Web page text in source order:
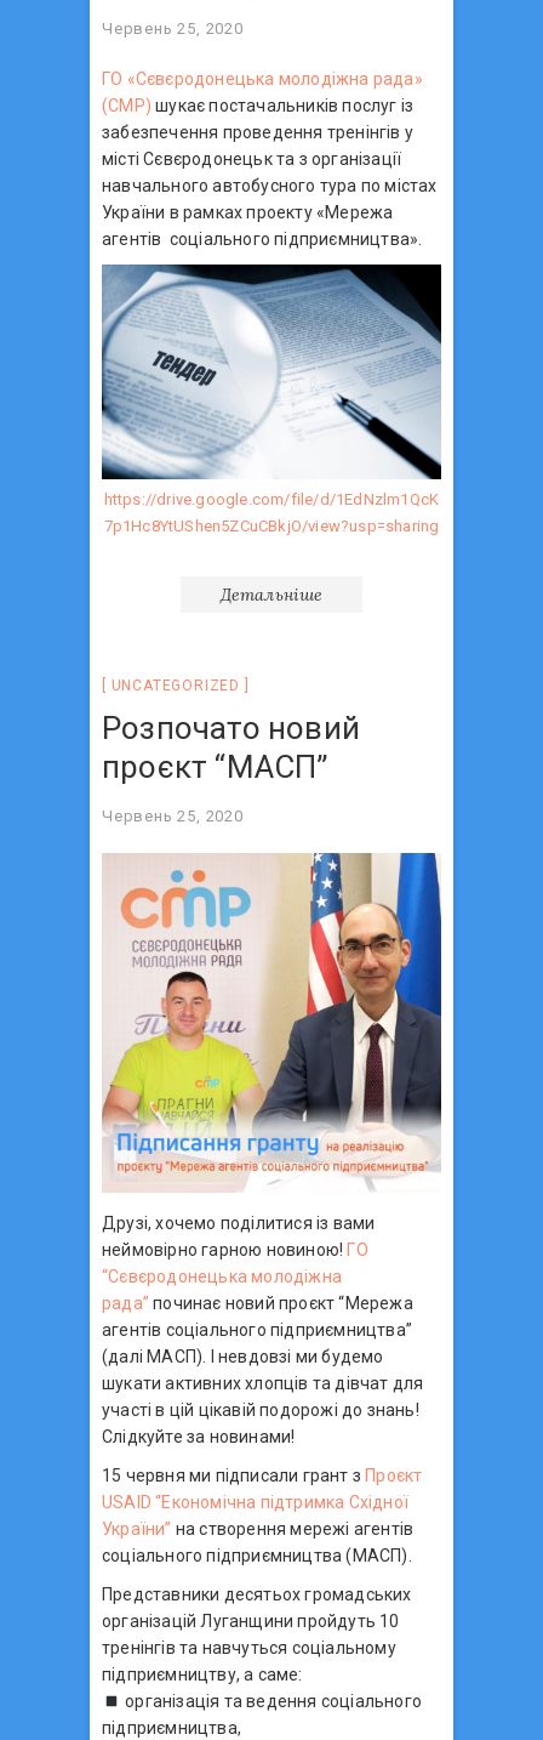
Червень 25, 2020
ГО «Сєвєродонецька молодіжна рада»
(СМР) шукає постачальників послуг із
забезпечення проведення тренінгів у
місті Сєвєродонецьк та з організації
навчального автобусного тура по містах
України в рамках проекту «Мережа
агентів соціального підприємництва».
https://drive.google.com/file/d/1EdNzlm1QcK
7p1Hc8YtUShen5ZCuCBkjO/view?usp=sharing
Детальніше
UNCATEGORIZED
Розпочато новий
проєкт “МАСП”
Червень 25, 2020
Друзі, хочемо поділитися із вами
неймовірно гарною новиною! ГО
“Сєвєродонецька молодіжна
рада” починає новий проєкт “Мережа
агентів соціального підприємництва”
(далі МАСП). І невдовзі ми будемо
шукати активних хлопців та дівчат для
участі в цій цікавій подорожі до знань!
Слідкуйте за новинами!
15 червня ми підписали грант з Проєкт
USAID “Економічна підтримка Східної
України” на створення мережі агентів
соціального підприємництва (МАСП).
Представники десятьох громадських
організацій Луганщини пройдуть 10
тренінгів та навчуться соціальному
підприємництву, а саме:
організація та ведення соціального
підприємництва,